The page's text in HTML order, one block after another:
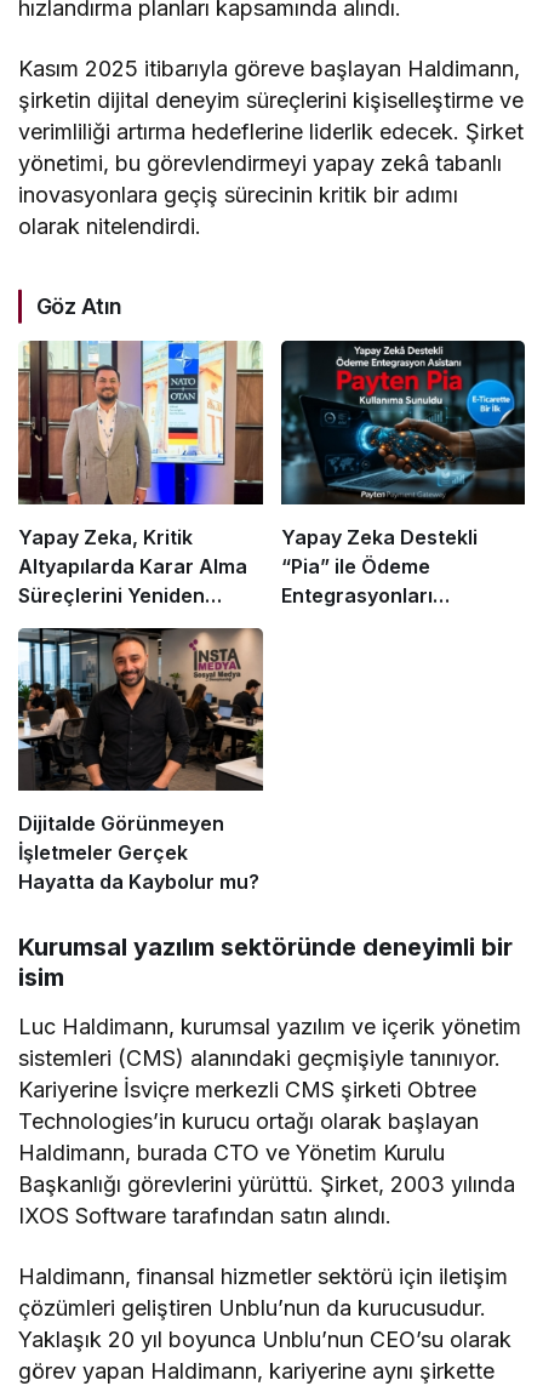
hızlandırma planları kapsamında alındı.
Kasım 2025 itibarıyla göreve başlayan Haldimann,
şirketin dijital deneyim süreçlerini kişiselleştirme ve
verimliliği artırma hedeflerine liderlik edecek. Şirket
yönetimi, bu görevlendirmeyi yapay zekâ tabanlı
inovasyonlara geçiş sürecinin kritik bir adımı
olarak nitelendirdi.
Göz Atın
Yapay Zeka, Kritik
Altyapılarda Karar Alma
Süreçlerini Yeniden
Şekillendiriyor
Yapay Zeka Destekli
“Pia” ile Ödeme
Entegrasyonları
Dijitalde Görünmeyen
İşletmeler Gerçek
Hayatta da Kaybolur mu?
Kurumsal yazılım sektöründe deneyimli bir
isim
Luc Haldimann, kurumsal yazılım ve içerik yönetim
sistemleri (CMS) alanındaki geçmişiyle tanınıyor.
Kariyerine İsviçre merkezli CMS şirketi Obtree
Technologies’in kurucu ortağı olarak başlayan
Haldimann, burada CTO ve Yönetim Kurulu
Başkanlığı görevlerini yürüttü. Şirket, 2003 yılında
IXOS Software tarafından satın alındı.
Haldimann, finansal hizmetler sektörü için iletişim
çözümleri geliştiren Unblu’nun da kurucusudur.
Yaklaşık 20 yıl boyunca Unblu’nun CEO’su olarak
görev yapan Haldimann, kariyerine aynı şirkette